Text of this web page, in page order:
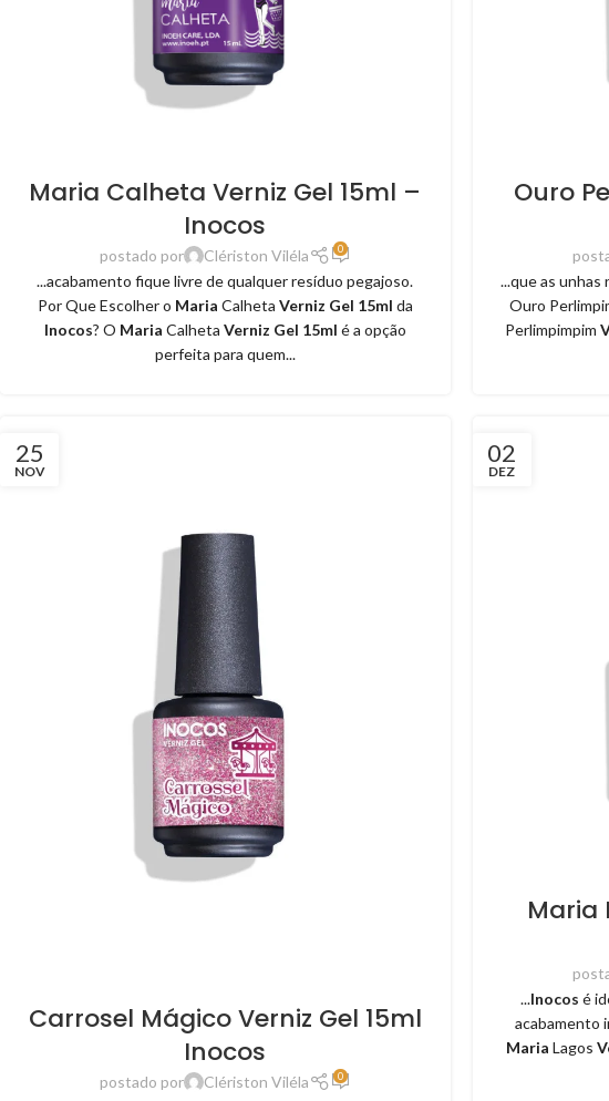
Maria Calheta Verniz Gel 15ml –
Inocos
postado por Clériston Viléla 0
...acabamento fique livre de qualquer resíduo pegajoso.
Por Que Escolher o Maria Calheta Verniz Gel 15ml da
Inocos? O Maria Calheta Verniz Gel 15ml é a opção
perfeita para quem...
Ouro
...que as unhas
Ouro
Perlimpimpim
25
NOV
Carrosel Mágico Verniz Gel 15ml
Inocos
postado por Clériston Viléla 0
02
DEZ
Maria
...Inocos é
acabamento
Maria Lagos